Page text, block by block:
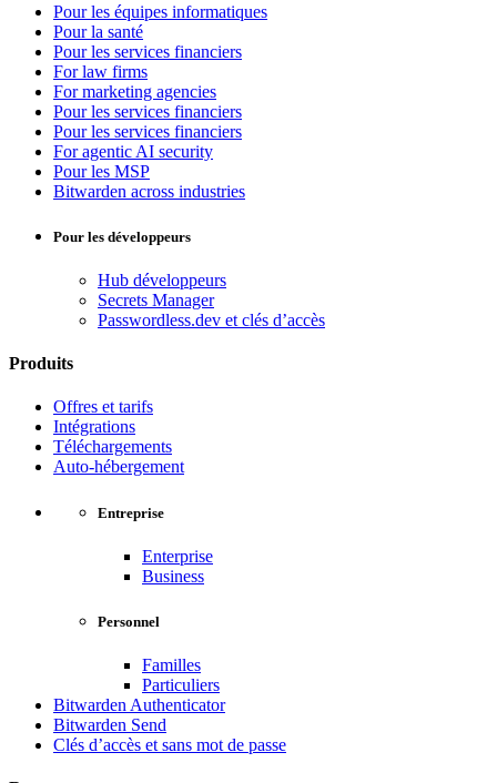
Pour les équipes informatiques
Pour la santé
Pour les services financiers
For law firms
For marketing agencies
Pour les services financiers
Pour les services financiers
For agentic AI security
Pour les MSP
Bitwarden across industries
Pour les développeurs
Hub développeurs
Secrets Manager
Passwordless.dev et clés d’accès
Produits
Offres et tarifs
Intégrations
Téléchargements
Auto-hébergement
Entreprise
Enterprise
Business
Personnel
Familles
Particuliers
Bitwarden Authenticator
Bitwarden Send
Clés d’accès et sans mot de passe